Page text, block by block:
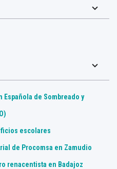
de Sombreado y
escolares
de Procomsa en Zamudio
renacentista en Badajoz